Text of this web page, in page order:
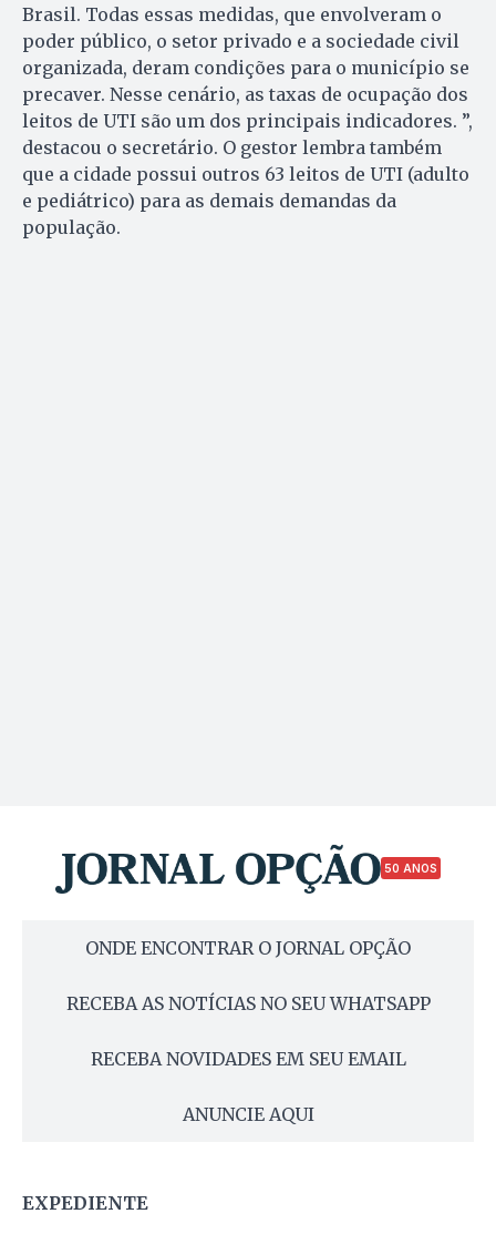
Brasil. Todas essas medidas, que envolveram o
poder público, o setor privado e a sociedade civil
organizada, deram condições para o município se
precaver. Nesse cenário, as taxas de ocupação dos
leitos de UTI são um dos principais indicadores. ”,
destacou o secretário. O gestor lembra também
que a cidade possui outros 63 leitos de UTI (adulto
e pediátrico) para as demais demandas da
população.
50 ANOS
ONDE ENCONTRAR O JORNAL OPÇÃO
RECEBA AS NOTÍCIAS NO SEU WHATSAPP
RECEBA NOVIDADES EM SEU EMAIL
ANUNCIE AQUI
EXPEDIENTE